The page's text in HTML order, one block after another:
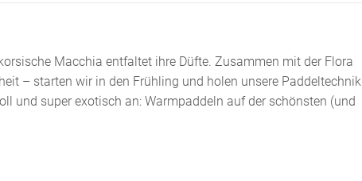
Macchia entfaltet ihre Düfte. Zusammen mit der Flora
– starten wir in den Frühling und holen unsere Paddeltechnik
und super exotisch an: Warmpaddeln auf der schönsten (und